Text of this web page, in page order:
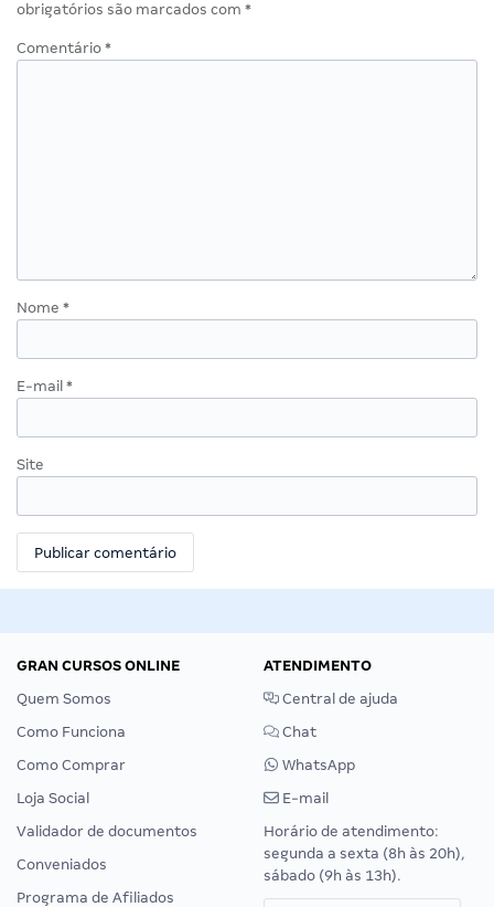
obrigatórios são marcados com *
Comentário *
Nome *
E-mail *
Site
GRAN CURSOS ONLINE
Quem Somos
Como Funciona
Como Comprar
Loja Social
Validador de documentos
Conveniados
Programa de Afiliados
ATENDIMENTO
Central de ajuda
Chat
WhatsApp
E-mail
Horário de atendimento:
segunda a sexta (8h às 20h),
sábado (9h às 13h).